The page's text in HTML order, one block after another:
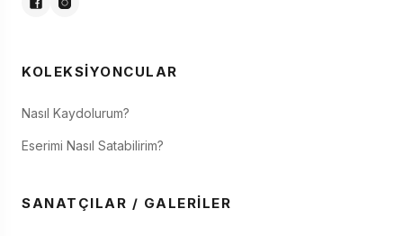
KOLEKSIYONCULAR
Nasıl Kaydolurum?
Eserimi Nasıl Satabilirim?
SANATÇILAR / GALERILER